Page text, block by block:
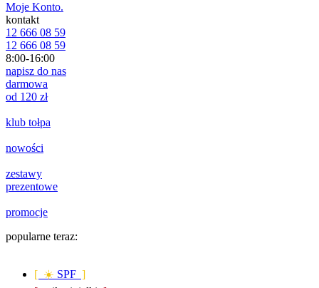
Moje Konto.
kontakt
12 666 08 59
12 666 08 59
8:00-16:00
napisz do nas
darmowa
od 120 zł
klub tołpa
nowości
zestawy
prezentowe
promocje
popularne teraz:
[ ☀️ SPF ]